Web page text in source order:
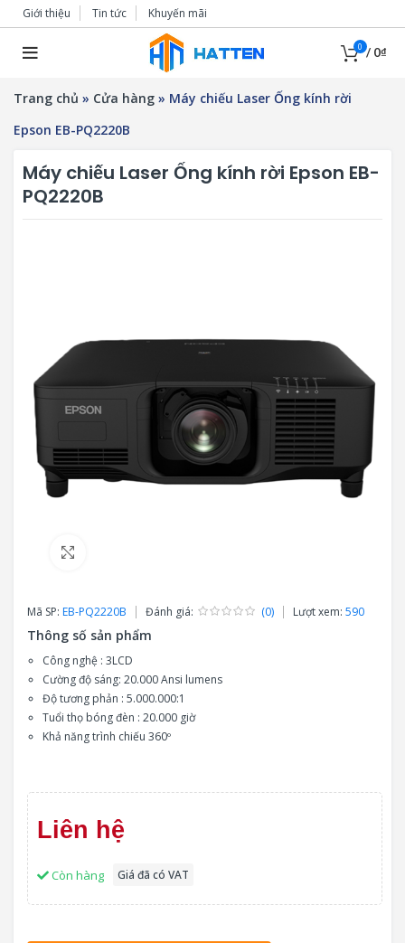
Giới thiệu Tin tức Khuyến mãi
0 / 0₫
Trang chủ » Cửa hàng » Máy chiếu Laser Ống kính rời
Epson EB-PQ2220B
Máy chiếu Laser Ống kính rời Epson EB-
PQ2220B
Mã SP:EB-PQ2220B Đánh giá: (0) Lượt xem:590
Thông số sản phẩm
Công nghệ : 3LCD
Cường độ sáng: 20.000 Ansi lumens
Độ tương phản : 5.000.000:1
Tuổi thọ bóng đèn : 20.000 giờ
Khả năng trình chiếu 360º
Liên hệ
Còn hàng Giá đã có VAT